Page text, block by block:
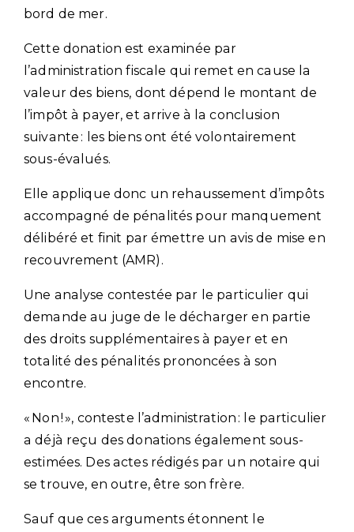
bord de mer.
Cette donation est examinée par
l’administration fiscale qui remet en cause la
valeur des biens, dont dépend le montant de
l’impôt à payer, et arrive à la conclusion
suivante : les biens ont été volontairement
sous-évalués.
Elle applique donc un rehaussement d’impôts
accompagné de pénalités pour manquement
délibéré et finit par émettre un avis de mise en
recouvrement (AMR).
Une analyse contestée par le particulier qui
demande au juge de le décharger en partie
des droits supplémentaires à payer et en
totalité des pénalités prononcées à son
encontre.
« Non ! », conteste l’administration : le particulier
a déjà reçu des donations également sous-
estimées. Des actes rédigés par un notaire qui
se trouve, en outre, être son frère.
Sauf que ces arguments étonnent le